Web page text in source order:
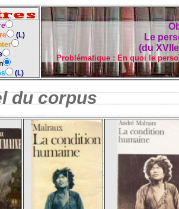
(L)
(L)
Le
(du
Problématique : En quoi le
du corpus